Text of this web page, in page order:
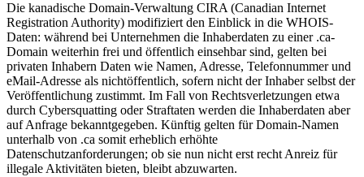
Die kanadische Domain-Verwaltung CIRA (Canadian Internet
Registration Authority) modifiziert den Einblick in die WHOIS-
Daten: während bei Unternehmen die Inhaberdaten zu einer .ca-
Domain weiterhin frei und öffentlich einsehbar sind, gelten bei
privaten Inhabern Daten wie Namen, Adresse, Telefonnummer und
eMail-Adresse als nichtöffentlich, sofern nicht der Inhaber selbst der
Veröffentlichung zustimmt. Im Fall von Rechtsverletzungen etwa
durch Cybersquatting oder Straftaten werden die Inhaberdaten aber
auf Anfrage bekanntgegeben. Künftig gelten für Domain-Namen
unterhalb von .ca somit erheblich erhöhte
Datenschutzanforderungen; ob sie nun nicht erst recht Anreiz für
illegale Aktivitäten bieten, bleibt abzuwarten.